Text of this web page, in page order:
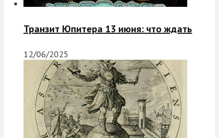
Транзит Юпитера 13 июня: что ждать
12/06/2025